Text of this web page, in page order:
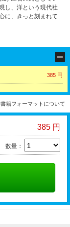
し、洋という現代社
に、きっと刻まれて
385 円
籍フォーマットについて
385 円
数量：